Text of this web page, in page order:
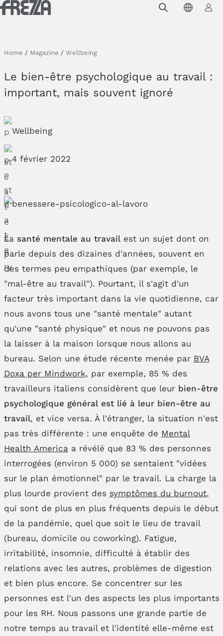
Skip to main content
Projets et inspirations
Magazine
Downloads
Home / Magazine / Wellbeing
Le bien-être psychologique au travail :
important, mais souvent ignoré
Wellbeing
4 février 2022
La santé mentale au travailest un sujet dont on
parle depuis des dizaines d'années, souvent en
des termes peu empathiques (par exemple, le
"mal-être au travail"). Pourtant, il s'agit d'un
facteur très important dans la vie quotidienne, car
nous avons tous une "santé mentale" autant
qu'une "santé physique" et nous ne pouvons pas
la laisser à la maison lorsque nous allons au
bureau. Selon une étude récente menée par BVA
Doxa per Mindwork, par exemple, 85 % des
travailleurs italiens considèrent que leur bien-être
psychologique général est lié à leur bien-être au
travail, et vice versa. À l'étranger, la situation n'est
pas très différente : une enquête de Mental
Health Americaa révélé que 83 % des personnes
interrogées (environ 5 000) se sentaient "vidées
sur le plan émotionnel" par le travail. La charge la
plus lourde provient des symptômes du burnout,
qui sont de plus en plus fréquents depuis le début
de la pandémie, quel que soit le lieu de travail
(bureau, domicile ou coworking). Fatigue,
irritabilité, insomnie, difficulté à établir des
relations avec les autres, problèmes de digestion
et bien plus encore. Se concentrer sur les
personnes est l'un des aspects les plus importants
pour les RH. Nous passons une grande partie de
notre temps au travail et l'identité elle-même est